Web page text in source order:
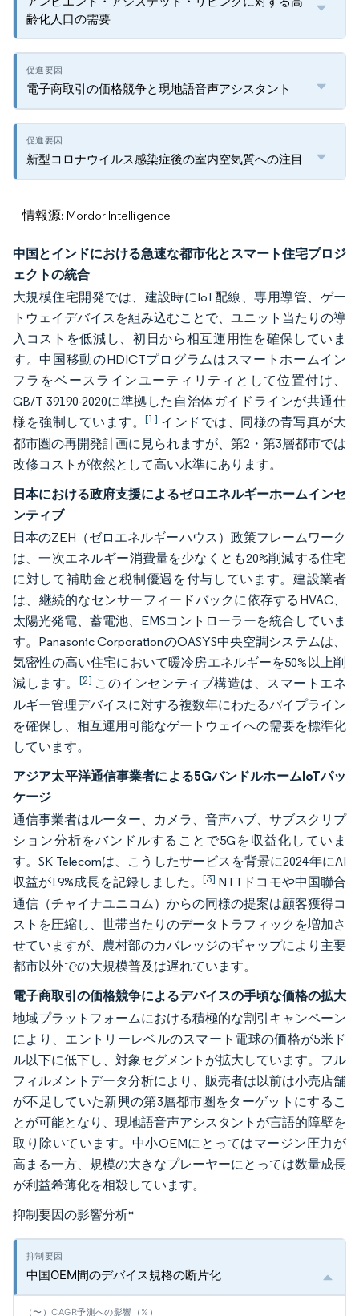
齢化人口の需要
電子商取引の価格競争と現地語音声アシスタント
新型コロナウイルス感染症後の室内空気質への注目
情報源: Mordor Intelligence
中国とインドにおける急速な都市化とスマート住宅プロジ
ェクトの統合
大規模住宅開発では、建設時にIoT配線、専用導管、ゲー
トウェイデバイスを組み込むことで、ユニット当たりの導
入コストを低減し、初日から相互運用性を確保していま
す。中国移動のHDICTプログラムはスマートホームイン
フラをベースラインユーティリティとして位置付け、
GB/T 39190-2020に準拠した自治体ガイドラインが共通仕
様を強制しています。[1] インドでは、同様の青写真が大
都市圏の再開発計画に見られますが、第2・第3層都市では
改修コストが依然として高い水準にあります。
日本における政府支援によるゼロエネルギーホームインセ
ンティブ
日本のZEH（ゼロエネルギーハウス）政策フレームワーク
は、一次エネルギー消費量を少なくとも20%削減する住宅
に対して補助金と税制優遇を付与しています。建設業者
は、継続的なセンサーフィードバックに依存するHVAC、
太陽光発電、蓄電池、EMSコントローラーを統合していま
す。Panasonic CorporationのOASYS中央空調システムは、
気密性の高い住宅において暖冷房エネルギーを50%以上削
減します。 [2] このインセンティブ構造は、スマートエネ
ルギー管理デバイスに対する複数年にわたるパイプライン
を確保し、相互運用可能なゲートウェイへの需要を標準化
しています。
アジア太平洋通信事業者による5GバンドルホームIoTパッ
ケージ
通信事業者はルーター、カメラ、音声ハブ、サブスクリプ
ション分析をバンドルすることで5Gを収益化していま
す。SK Telecomは、こうしたサービスを背景に2024年にAI
収益が19%成長を記録しました。[3] NTTドコモや中国聯合
通信（チャイナユニコム）からの同様の提案は顧客獲得コ
ストを圧縮し、世帯当たりのデータトラフィックを増加さ
せていますが、農村部のカバレッジのギャップにより主要
都市以外での大規模普及は遅れています。
電子商取引の価格競争によるデバイスの手頃な価格の拡大
地域プラットフォームにおける積極的な割引キャンペーン
により、エントリーレベルのスマート電球の価格が5米ド
ル以下に低下し、対象セグメントが拡大しています。フル
フィルメントデータ分析により、販売者は以前は小売店舗
が不足していた新興の第3層都市圏をターゲットにするこ
とが可能となり、現地語音声アシスタントが言語的障壁を
取り除いています。中小OEMにとってはマージン圧力が
高まる一方、規模の大きなプレーヤーにとっては数量成長
が利益希薄化を相殺しています。
抑制要因の影響分析*
中国OEM間のデバイス規格の断片化